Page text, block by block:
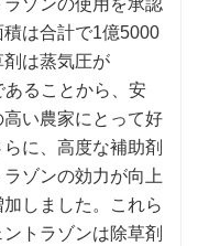
は合計で1億5000
は蒸気圧が
ることから、安
い農家にとって好
に、高度な補助剤
ゾンの効力が向上
しました。これら
トラゾンは除草剤